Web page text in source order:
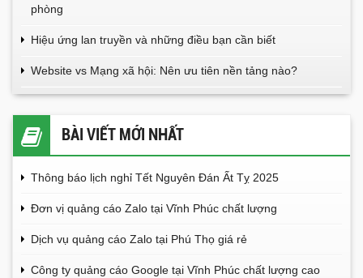
phòng
Hiệu ứng lan truyền và những điều bạn cần biết
Website vs Mạng xã hội: Nên ưu tiên nền tảng nào?
BÀI VIẾT MỚI NHẤT
Thông báo lịch nghỉ Tết Nguyên Đán Ất Tỵ 2025
Đơn vị quảng cáo Zalo tại Vĩnh Phúc chất lượng
Dịch vụ quảng cáo Zalo tại Phú Thọ giá rẻ
Công ty quảng cáo Google tại Vĩnh Phúc chất lượng cao